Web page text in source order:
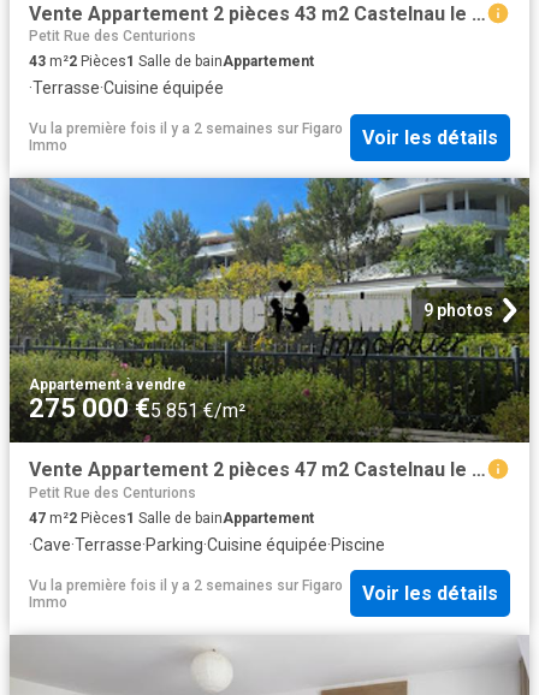
Vente Appartement 2 pièces 43 m2 Castelnau le Lez
Petit Rue des Centurions
43 m²2 Pièces1 Salle de bainAppartement
·Terrasse·Cuisine équipée
Vu la première fois il y a 2 semaines sur Figaro
Immo
Voir les détails
9 photos
Appartement·à vendre
275 000 €5 851 €/m²
Vente Appartement 2 pièces 47 m2 Castelnau le Lez
Petit Rue des Centurions
47 m²2 Pièces1 Salle de bainAppartement
·Cave·Terrasse·Parking·Cuisine équipée·Piscine
Vu la première fois il y a 2 semaines sur Figaro
Immo
Voir les détails